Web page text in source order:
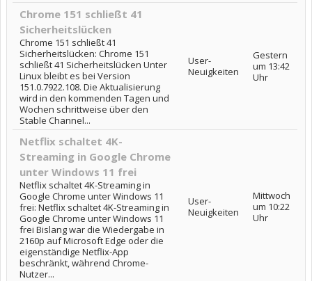
Chrome 151 schließt 41
Sicherheitslücken
Chrome 151 schließt 41
Sicherheitslücken: Chrome 151
schließt 41 Sicherheitslücken Unter
Linux bleibt es bei Version
151.0.7922.108. Die Aktualisierung
wird in den kommenden Tagen und
Wochen schrittweise über den
Stable Channel...
User-
Neuigkeiten
Gestern
um 13:42
Uhr
Netflix schaltet 4K-
Streaming in Google Chrome
unter Windows 11 frei
Netflix schaltet 4K-Streaming in
Google Chrome unter Windows 11
frei: Netflix schaltet 4K-Streaming in
Google Chrome unter Windows 11
frei Bislang war die Wiedergabe in
2160p auf Microsoft Edge oder die
eigenständige Netflix-App
beschränkt, während Chrome-
Nutzer...
User-
Neuigkeiten
Mittwoch
um 10:22
Uhr